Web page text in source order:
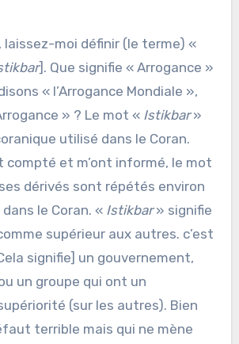
laissez-moi définir (le terme) «
]. Que signifie « Arrogance »
« l’Arrogance Mondiale »,
» ? Le mot « Istikbar»
utilisé dans le Coran.
compté et m’ont informé, le mot
dérivés sont répétés environ
le Coran. « Istikbar» signifie
supérieur aux autres. c’est
signifie] un gouvernement,
un groupe qui ont un
(sur les autres). Bien
terrible mais qui ne mène